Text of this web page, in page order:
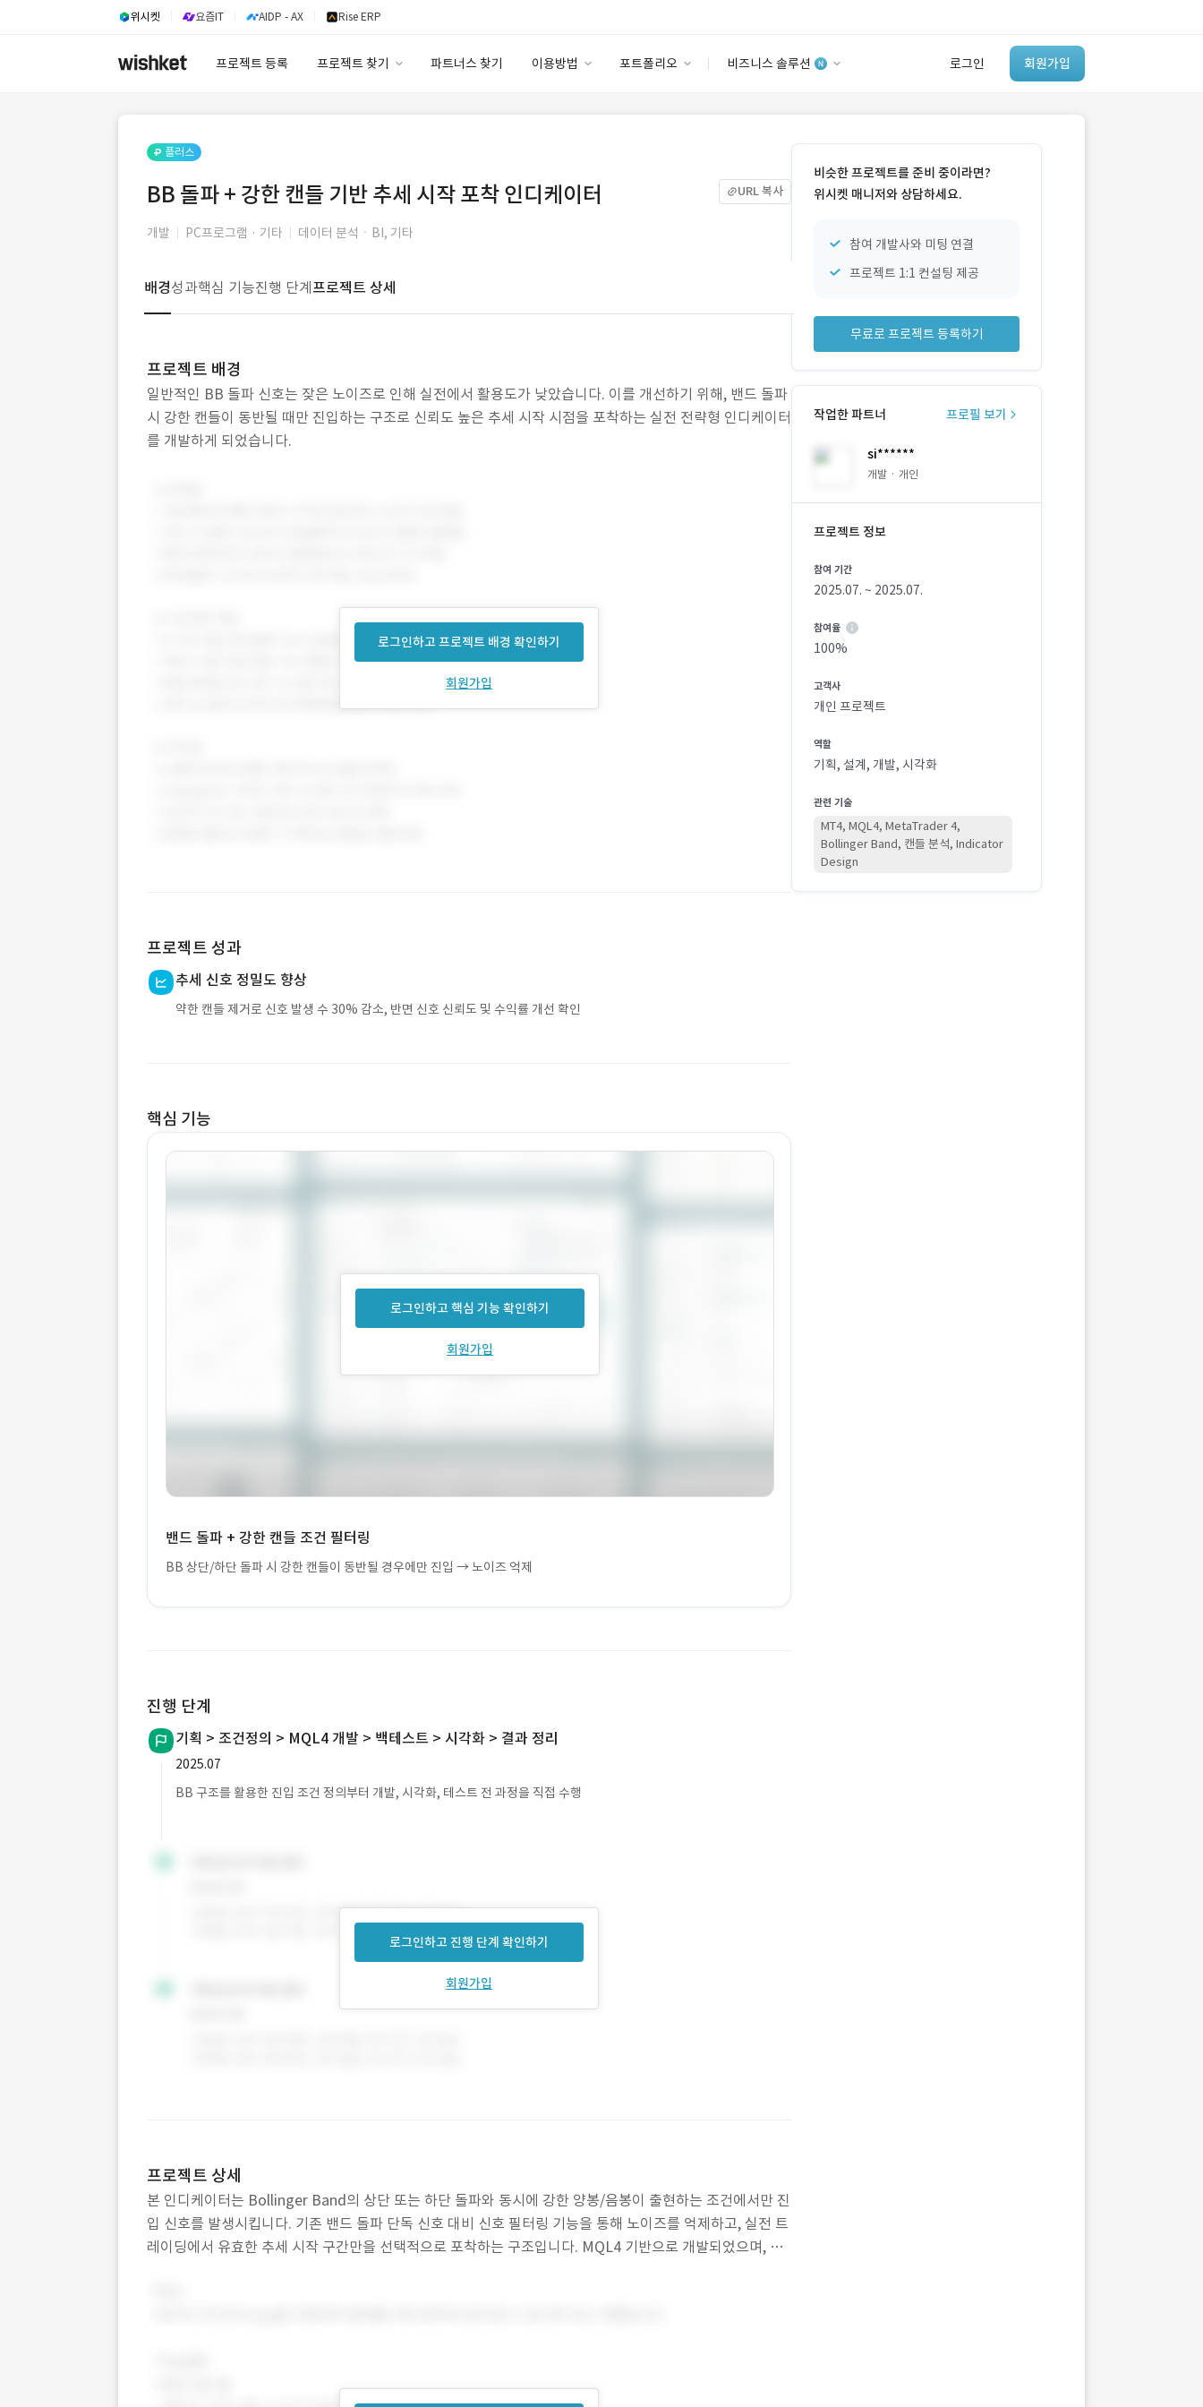
위시켓 요즘IT AIDP - AX Rise ERP
프로젝트 등록 프로젝트 찾기 파트너스 찾기 이용방법 포트폴리오 비즈니스 솔루션 로그인 회원가입
고객센터
안심 코드 케어
스토어
‘이런 거’ 만들어본
개발 회사 있어?
플러스
BB 돌파 + 강한 캔들 기반 추세 시작 포착 인디케이터 URL 복사
개발 PC프로그램 · 기타 데이터 분석ㆍBI, 기타
배경성과핵심 기능진행 단계 프로젝트 상세
프로젝트 배경
일반적인 BB 돌파 신호는 잦은 노이즈로 인해 실전에서 활용도가 낮았습니다. 이를 개선하기 위해, 밴드 돌파
시 강한 캔들이 동반될 때만 진입하는 구조로 신뢰도 높은 추세 시작 시점을 포착하는 실전 전략형 인디케이터
를 개발하게 되었습니다.
로그인하고 프로젝트 배경 확인하기
회원가입
프로젝트 성과
추세 신호 정밀도 향상
약한 캔들 제거로 신호 발생 수 30% 감소, 반면 신호 신뢰도 및 수익률 개선 확인
핵심 기능
로그인하고 핵심 기능 확인하기
회원가입
밴드 돌파 + 강한 캔들 조건 필터링
BB 상단/하단 돌파 시 강한 캔들이 동반될 경우에만 진입 → 노이즈 억제
진행 단계
기획 > 조건정의 > MQL4 개발 > 백테스트 > 시각화 > 결과 정리
2025.07
BB 구조를 활용한 진입 조건 정의부터 개발, 시각화, 테스트 전 과정을 직접 수행
로그인하고 진행 단계 확인하기
회원가입
프로젝트 상세
본 인디케이터는 Bollinger Band의 상단 또는 하단 돌파와 동시에 강한 양봉/음봉이 출현하는 조건에서만 진
입 신호를 발생시킵니다. 기존 밴드 돌파 단독 신호 대비 신호 필터링 기능을 통해 노이즈를 억제하고, 실전 트
레이딩에서 유효한 추세 시작 구간만을 선택적으로 포착하는 구조입니다. MQL4 기반으로 개발되었으며, 캔
비슷한 프로젝트를 준비 중이라면?
위시켓 매니저와 상담하세요.
참여 개발사와 미팅 연결
프로젝트 1:1 컨설팅 제공
무료로 프로젝트 등록하기
작업한 파트너 프로필 보기
si******
개발 · 개인
프로젝트 정보
참여 기간
2025.07. ~ 2025.07.
참여율
100%
고객사
개인 프로젝트
역할
기획, 설계, 개발, 시각화
관련 기술
MT4, MQL4, MetaTrader 4,
Bollinger Band, 캔들 분석, Indicator
Design